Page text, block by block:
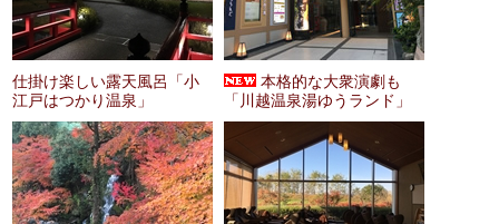
仕掛け楽しい露天風呂「小
江戸はつかり温泉」
本格的な大衆演劇も
「川越温泉湯ゆうランド」